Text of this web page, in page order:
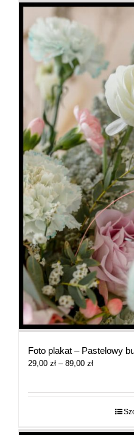
Foto plakat – Pastelowy
29,00 zł – 89,00 złZakres
29,00 zł